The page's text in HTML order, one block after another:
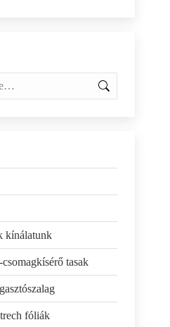
kínálatunk
tasak
fóliák